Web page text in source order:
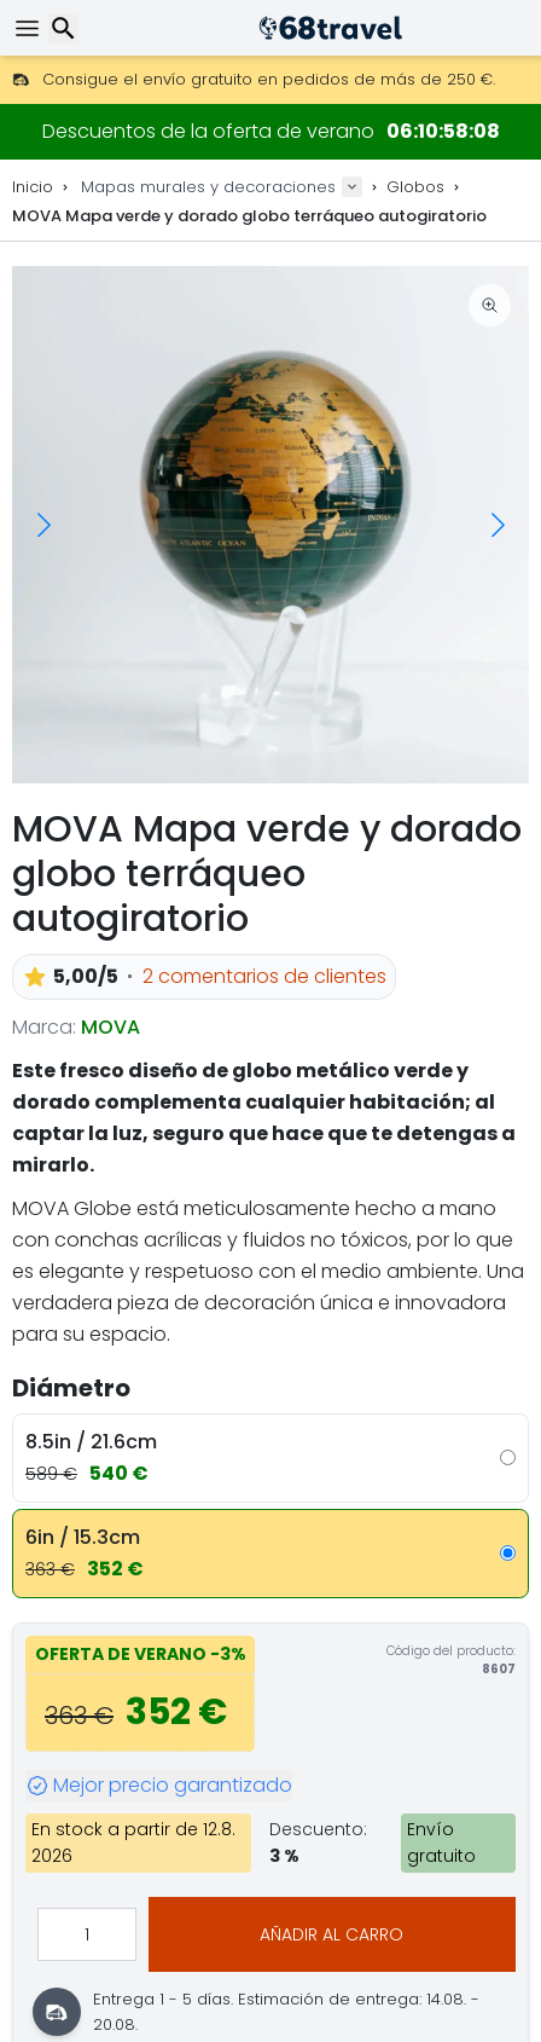
Consigue el envío gratuito en pedidos de más de 250 €.
Envío DHL 1 día disponible.
30 días para devoluciones, 90 días para mapas de madera
Descuentos de la oferta de verano 06 10 58 07
Inicio Mapas murales y decoraciones
Globos
MOVA Mapa verde y dorado globo terráqueo autogiratorio
MOVA Mapa verde y dorado
globo terráqueo
autogiratorio
5,00/5
2 comentarios de clientes
Marca: MOVA
Este fresco diseño de globo metálico verde y
dorado complementa cualquier habitación; al
captar la luz, seguro que hace que te detengas a
mirarlo.
MOVA Globe está meticulosamente hecho a mano
con conchas acrílicas y fluidos no tóxicos, por lo que
es elegante y respetuoso con el medio ambiente. Una
verdadera pieza de decoración única e innovadora
para su espacio.
Diámetro
8.5in / 21.6cm
589 € 540 €
6in / 15.3cm
363 € 352 €
OFERTA DE VERANO -3%
363 € 352 €
Código del producto:
8607
Mejor precio garantizado
En stock a partir de 12.8.
2026
Descuento:
3 %
Envío
gratuito
AÑADIR AL CARRO
Entrega 1 - 5 días. Estimación de entrega: 14.08. -
20.08.
Buscar
Buscar